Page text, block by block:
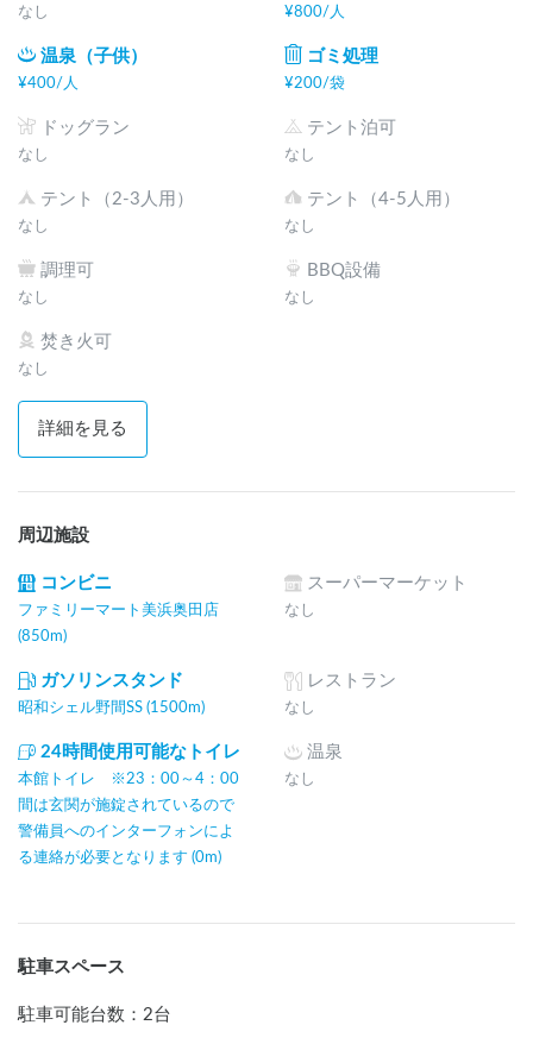
なし ¥800/ 人
温泉（子供）
¥400/ 人
ゴミ処理
¥200/袋
ドッグラン
なし
テント泊可
なし
テント（2-3人用）
なし
テント（4-5人用）
なし
調理可
なし
BBQ設備
なし
焚き火可
なし
詳細を見る
周辺施設
コンビニ
ファミリーマート美浜奥田店
(850m)
スーパーマーケット
なし
ガソリンスタンド
昭和シェル野間SS (1500m)
レストラン
なし
24時間使用可能なトイレ
本館トイレ ※23：00～4：00
間は玄関が施錠されているので
警備員へのインターフォンによ
る連絡が必要となります (0m)
温泉
なし
駐車スペース
駐車可能台数 ： 2台